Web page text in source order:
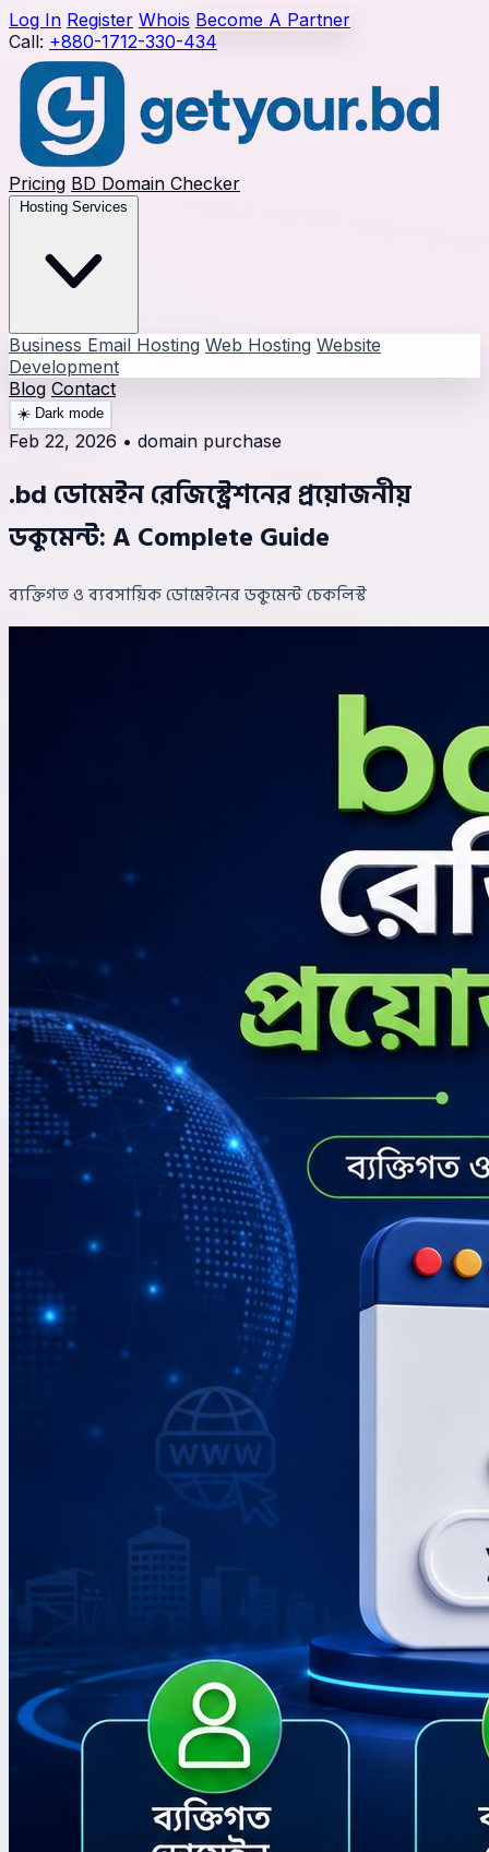
Log In Register Whois Become A Partner
Call: +880-1712-330-434
Pricing BD Domain Checker
Hosting Services
Business Email Hosting Web Hosting Website
Development
Blog Contact
☀️ Dark mode
Feb 22, 2026 • domain purchase
.bd ডোমেইন রেজিস্ট্রেশনের প্রয়োজনীয়
ডকুমেন্ট: A Complete Guide
ব্যক্তিগত ও ব্যবসায়িক ডোমেইনের ডকুমেন্ট চেকলিস্ট